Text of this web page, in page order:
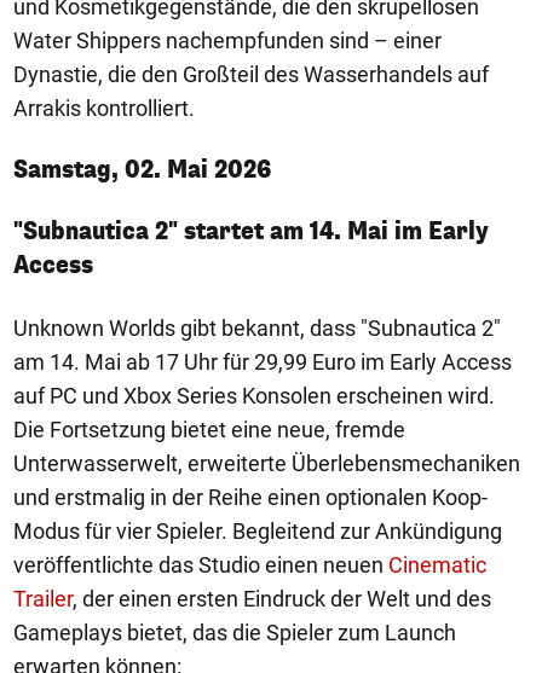
und Kosmetikgegenstände, die den skrupellosen
Water Shippers nachempfunden sind – einer
Dynastie, die den Großteil des Wasserhandels auf
Arrakis kontrolliert.
Samstag, 02. Mai 2026
"Subnautica 2" startet am 14. Mai im Early
Access
Unknown Worlds gibt bekannt, dass "Subnautica 2"
am 14. Mai ab 17 Uhr für 29,99 Euro im Early Access
auf PC und Xbox Series Konsolen erscheinen wird.
Die Fortsetzung bietet eine neue, fremde
Unterwasserwelt, erweiterte Überlebensmechaniken
und erstmalig in der Reihe einen optionalen Koop-
Modus für vier Spieler. Begleitend zur Ankündigung
veröffentlichte das Studio einen neuen Cinematic
Trailer, der einen ersten Eindruck der Welt und des
Gameplays bietet, das die Spieler zum Launch
erwarten können: